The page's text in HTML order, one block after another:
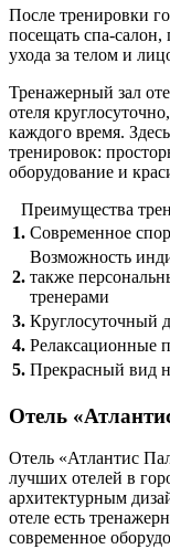
После тренировки
посещать спа-
ухода за телом и
Тренажерный зал
отеля
каждого время.
тренировок:
оборудование и
Преимущества
1. Современное
2.
Возможность
также
тренерами
3. Круглосуточный
4. Релаксационные
5. Прекрасный вид
Отель
Отель «Атлантис
лучших отелей в
архитектурным
отеле есть
современное